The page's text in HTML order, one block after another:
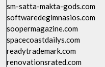
sm-satta-makta-gods.com
softwaredegimnasios.com
soopermagazine.com
spacecoastdailys.com
readytrademark.com
renovationsrated.com